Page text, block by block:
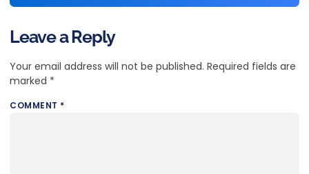
Leave a Reply
Your email address will not be published. Required fields are
marked *
COMMENT *